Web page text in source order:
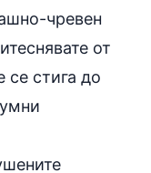
чревен
от
се стига до